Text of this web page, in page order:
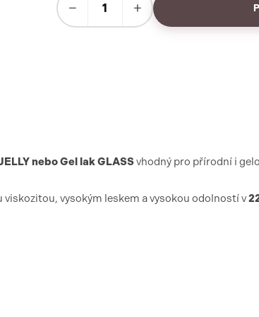
− +
nebo Gel lak GLASSvhodný pro přírodní i
vysokým leskem a vysokou odolností v